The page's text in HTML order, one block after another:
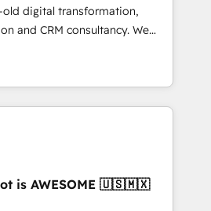
Our services: -
website
stronger
old digital transformation,
CRM consultancy. We
enterprise clients to
from digital and fuel their
inefficiencies, improve
services: • CRM
Development • RevOps &
Automation What
is AWESOME 🇺🇸🇲🇽